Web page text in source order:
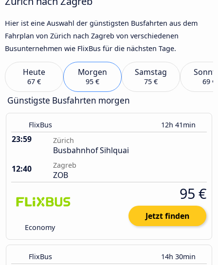
Hier ist eine Auswahl der günstigsten Busfahrten aus dem
Fahrplan von Zürich nach Zagreb von verschiedenen
Busunternehmen wie FlixBus für die nächsten Tage.
Heute
67 €
Morgen
95 €
Samstag
75 € 69 €
Günstigste Busfahrten morgen
FlixBus 12h 41min
23:59 Zürich
Busbahnhof Sihlquai
12:40
Zagreb
ZOB
Economy
95 €
Jetzt finden
FlixBus 14h 30min